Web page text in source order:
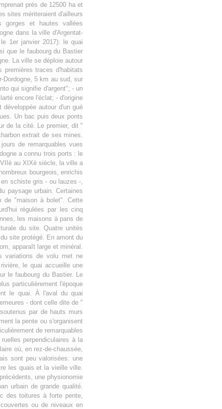
près de 12500 ha et
sites mériteraient d'ailleurs
gorges et hautes vallées
dans la ville d'Argentat-
1er janvier 2017): le quai
que le faubourg du Bastier
La ville se déploie autour
traces d'habitats
Dordogne, 5 km au sud, sur
qui signifie d'argent"; - un
encore l'éclat; - d'origine
autour d'un gué
Un bac puis deux ponts
de la cité. Le premier, dit "
extrait de ses mines.
de remarquables vues
a connu trois ports : le
au XIXè siècle, la ville a
bourgeois, enrichis
schiste gris - ou lauzes -,
paysage urbain. Certaines
de "maison à bolet". Cette
régulées par les cinq
les maisons à pans de
du site. Quatre unités
site protégé. En amont du
apparaît large et minéral.
variations de volu met ne
le quai accueille une
le faubourg du Bastier. Le
particulièrement l'époque
le quai. À l'aval du quai
- dont celle dite de "
par de hauts murs
la pente ou s'organisent
de remarquables
perpendiculaires à la
où, en rez-de-chaussée,
sont peu valorisées: une
les quais et la vieille ville.
une physionomie
urbain de grande qualité.
des toitures à forte pente,
ou de niveaux en